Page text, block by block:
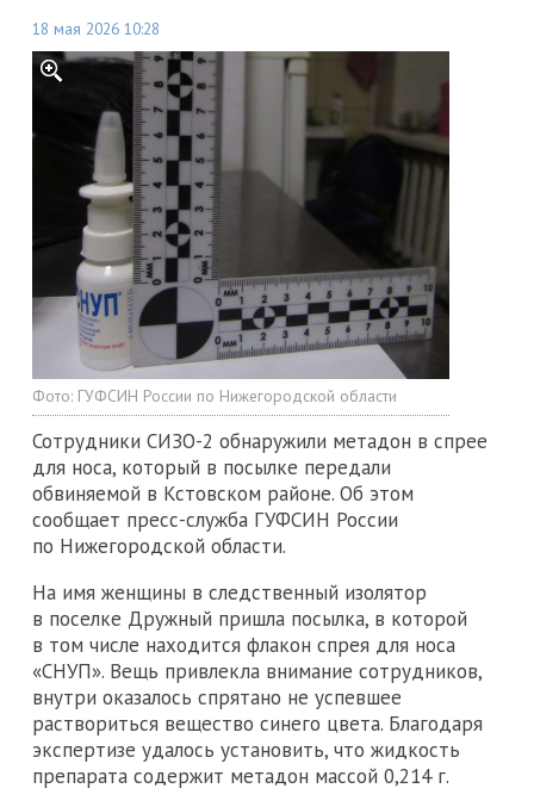
18 мая 2026 10:28
Фото: ГУФСИН России по Нижегородской области
Сотрудники СИЗО-2 обнаружили метадон в спрее
для носа, который в посылке передали
обвиняемой в Кстовском районе. Об этом
сообщает пресс-служба ГУФСИН России
по Нижегородской области.
На имя женщины в следственный изолятор
в поселке Дружный пришла посылка, в которой
в том числе находится флакон спрея для носа
«СНУП». Вещь привлекла внимание сотрудников,
внутри оказалось спрятано не успевшее
раствориться вещество синего цвета. Благодаря
экспертизе удалось установить, что жидкость
препарата содержит метадон массой 0,214 г.